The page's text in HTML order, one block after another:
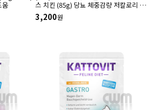
움
스 치킨 (85g) 당뇨 체중감량 저칼로리 포
만감유지 지방 연소 근육 유지에 도움
3,200원